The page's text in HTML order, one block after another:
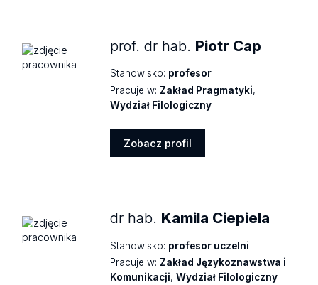
prof. dr hab. Piotr Cap
Stanowisko: profesor
Pracuje w: Zakład Pragmatyki,
Wydział Filologiczny
Zobacz profil
dr hab. Kamila Ciepiela
Stanowisko: profesor uczelni
Pracuje w: Zakład Językoznawstwa i
Komunikacji,Wydział Filologiczny